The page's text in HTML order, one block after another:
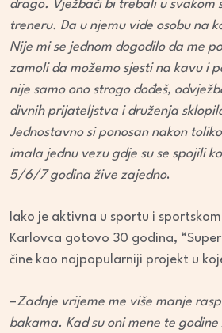
drago. Vježbači bi trebali u svakom
treneru. Da u njemu vide osobu na
Nije mi se jednom dogodilo da me
zamoli da možemo sjesti na kavu i
nije samo ono strogo dođeš,
divnih prijateljstva i druženja
Jednostavno si ponosan nakon
imala jednu vezu gdje su se spojili
5/6/7 godina žive zajedno.
Iako je aktivna u sportu i
Karlovca gotovo 30 godina,
čine kao najpopularniji projekt u
–Zadnje vrijeme me više manje
bakama. Kad su oni mene te